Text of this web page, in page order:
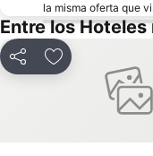
la misma oferta que
Entre los
CompartirAñadir a